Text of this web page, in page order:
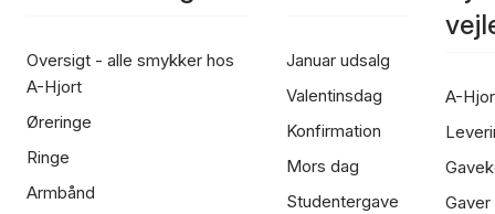
Oversigt - alle smykker hos
A-Hjort
Øreringe
Ringe
Armbånd
Januar udsalg
Valentinsdag
Konfirmation
Mors dag
Studentergave
A-